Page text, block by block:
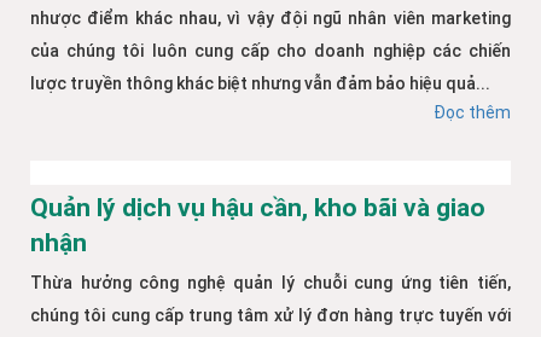
nhược điểm khác nhau, vì vậy đội ngũ nhân viên marketing
của chúng tôi luôn cung cấp cho doanh nghiệp các chiến
lược truyền thông khác biệt nhưng vẫn đảm bảo hiệu quả...
Đọc thêm
Quản lý dịch vụ hậu cần, kho bãi và giao
nhận
Thừa hưởng công nghệ quản lý chuỗi cung ứng tiên tiến,
chúng tôi cung cấp trung tâm xử lý đơn hàng trực tuyến với